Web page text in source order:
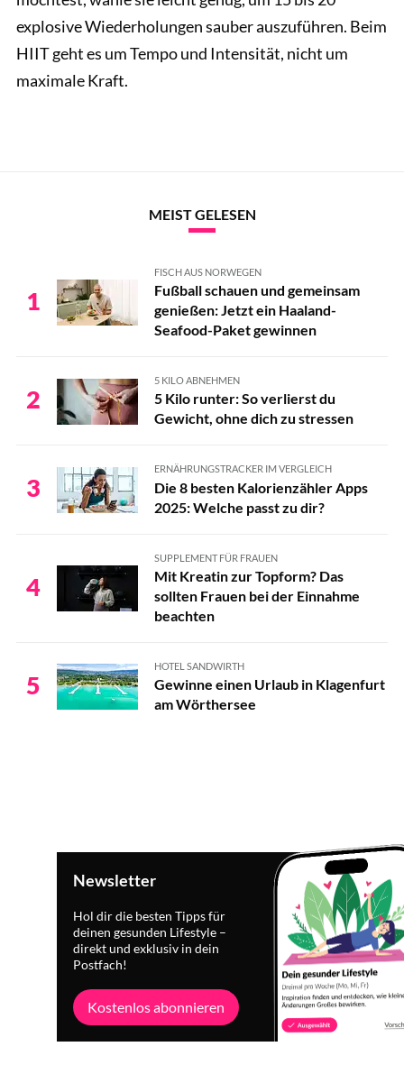
explosive Wiederholungen sauber auszuführen. Beim
HIIT geht es um Tempo und Intensität, nicht um
maximale Kraft.
MEIST GELESEN
1
FISCH AUS NORWEGEN
Fußball schauen und gemeinsam
genießen: Jetzt ein Haaland-
Seafood-Paket gewinnen
2
5 KILO ABNEHMEN
5 Kilo runter: So verlierst du
Gewicht, ohne dich zu stressen
3
ERNÄHRUNGSTRACKER IM VERGLEICH
Die 8 besten Kalorienzähler Apps
2025: Welche passt zu dir?
4
SUPPLEMENT FÜR FRAUEN
Mit Kreatin zur Topform? Das
sollten Frauen bei der Einnahme
beachten
5
HOTEL SANDWIRTH
Gewinne einen Urlaub in Klagenfurt
am Wörthersee
Newsletter
Hol dir die besten Tipps für
deinen gesunden Lifestyle –
direkt und exklusiv in dein
Postfach!
Kostenlos abonnieren